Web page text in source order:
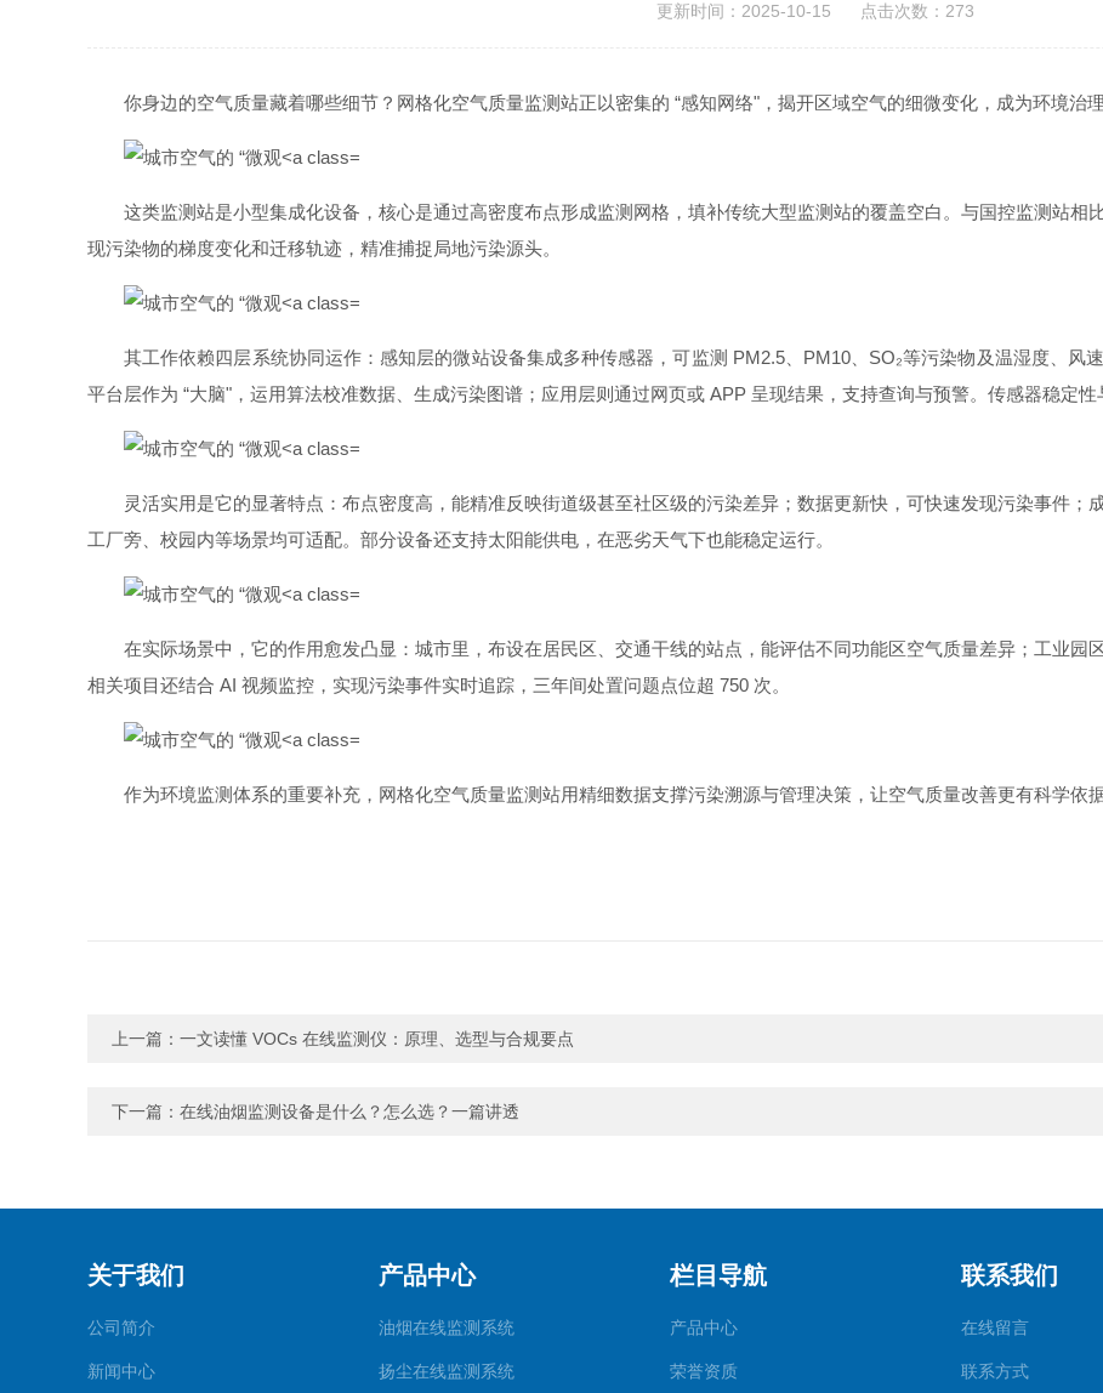
更新时间：2025-10-15 点击次数：273
你身边的空气质量藏着哪些细节？网格化空气质量监测站正以密集的 “感知网络"，揭开区域空气的细微变化，成为环境治理
这类监测站是小型集成化设备，核心是通过高密度布点形成监测网格，填补传统大型监测站的覆盖空白。与国控监测站相
现污染物的梯度变化和迁移轨迹，精准捕捉局地污染源头。
其工作依赖四层系统协同运作：感知层的微站设备集成多种传感器，可监测 PM2.5、PM10、SO₂等污染物及温湿度、风
平台层作为 “大脑"，运用算法校准数据、生成污染图谱；应用层则通过网页或 APP 呈现结果，支持查询与预警。传感器稳定性
灵活实用是它的显著特点：布点密度高，能精准反映街道级甚至社区级的污染差异；数据更新快，可快速发现污染事件
工厂旁、校园内等场景均可适配。部分设备还支持太阳能供电，在恶劣天气下也能稳定运行。
在实际场景中，它的作用愈发凸显：城市里，布设在居民区、交通干线的站点，能评估不同功能区空气质量差异；工业园
相关项目还结合 AI 视频监控，实现污染事件实时追踪，三年间处置问题点位超 750 次。
作为环境监测体系的重要补充，网格化空气质量监测站用精细数据支撑污染溯源与管理决策，让空气质量改善更有科学依据
上一篇： 一文读懂 VOCs 在线监测仪：原理、选型与合规要点
下一篇： 在线油烟监测设备是什么？怎么选？一篇讲透
关于我们
公司简介
新闻中心
产品中心
油烟在线监测系统
扬尘在线监测系统
栏目导航
产品中心
荣誉资质
联系我们
在线留言
联系方式